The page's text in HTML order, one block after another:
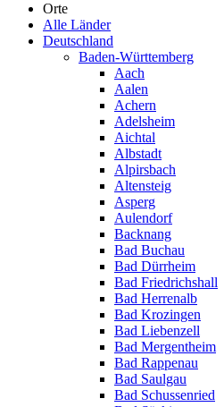
Orte
Alle Länder
Deutschland
Baden-Württemberg
Aach
Aalen
Achern
Adelsheim
Aichtal
Albstadt
Alpirsbach
Altensteig
Asperg
Aulendorf
Backnang
Bad Buchau
Bad Dürrheim
Bad Friedrichshall
Bad Herrenalb
Bad Krozingen
Bad Liebenzell
Bad Mergentheim
Bad Rappenau
Bad Saulgau
Bad Schussenried